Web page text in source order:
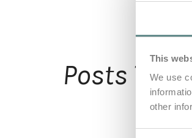
This
We use
other
Posts